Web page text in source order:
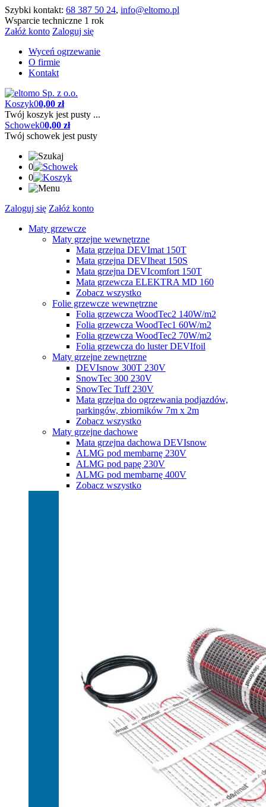
Szybki kontakt: 68 387 50 24, info@eltomo.pl
Wsparcie techniczne 1 rok
Załóż konto Zaloguj się
Wyceń ogrzewanie
O firmie
Kontakt
Koszyk00,00 zł
Twój koszyk jest pusty ...
Schowek00,00 zł
Twój schowek jest pusty
0
0
Zaloguj się Załóż konto
Maty grzewcze
Maty grzejne wewnętrzne
Mata grzejna DEVImat 150T
Mata grzejna DEVIheat 150S
Mata grzejna DEVIcomfort 150T
Mata grzewcza ELEKTRA MD 160
Zobacz wszystko
Folie grzewcze wewnętrzne
Folia grzewcza WoodTec2 140W/m2
Folia grzewcza WoodTec1 60W/m2
Folia grzewcza WoodTec2 70W/m2
Folia grzewcza do luster DEVIfoil
Maty grzejne zewnętrzne
DEVIsnow 300T 230V
SnowTec 300 230V
SnowTec Tuff 230V
Mata grzejna do ogrzewania podjazdów,
parkingów, zbiorników 7m x 2m
Zobacz wszystko
Maty grzejne dachowe
Mata grzejna dachowa DEVIsnow
ALMG pod membarnę 230V
ALMG pod papę 230V
ALMG pod membarnę 400V
Zobacz wszystko